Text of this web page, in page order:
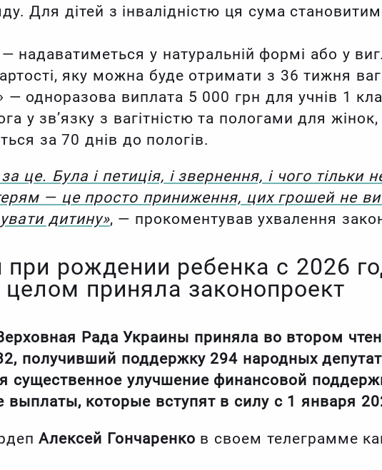
Для дітей з інвалідністю ця сума
надаватиметься у натуральній формі або у
яку можна буде отримати з 36 тижня
одноразова виплата 5 000 грн для учнів 1
у зв’язку з вагітністю та пологами для
за 70 днів до пологів.
це. Була і петиція, і звернення, і чого тільки
— це просто приниження, цих грошей не
дитину», — прокоментував ухвалення
при рождении ребенка с 2026
целом приняла законопроект
Рада Украины приняла во втором
получивший поддержку 294 народных
существенное улучшение финансовой
которые вступят в силу с 1 января
Алексей Гончаренко в своем телеграмме